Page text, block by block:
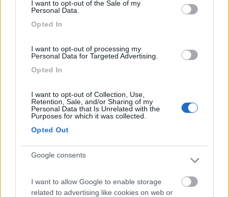
I want to opt-out of the Sale of my
Personal Data.
Opted In
I want to opt-out of processing my
Personal Data for Targeted Advertising.
Opted In
I want to opt-out of Collection, Use,
Retention, Sale, and/or Sharing of my
Personal Data that Is Unrelated with the
Purposes for which it was collected.
Opted Out
Google consents
I want to allow Google to enable storage
related to advertising like cookies on web or
accorgeva immediatamente se una delle due batterie era
scollegare dal circuito la batteria farlocca; non è salutare usare
nell'altra situazione (tutto ok od una rovinata) il relè doveva
essere eccitato per cui un assorbimento significativo nel tempo,
per esempio per un lungo periodo di rimessaggio, poteva
essere in grado di lasciar passare grosse correnti. Avevo
pensato ad un fusibile, ma come forzarlo ad intervenire anche
con correnti molto inferiori alla sua potenza? Qui si sono
fermato.
Giovanni